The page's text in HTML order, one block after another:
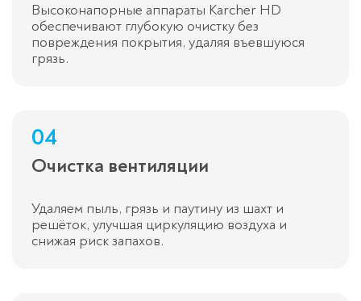
Высоконапорные аппараты Karcher HD
обеспечивают глубокую очистку без
повреждения покрытия, удаляя въевшуюся
грязь.
04
Очистка вентиляции
Удаляем пыль, грязь и паутину из шахт и
решёток, улучшая циркуляцию воздуха и
снижая риск запахов.